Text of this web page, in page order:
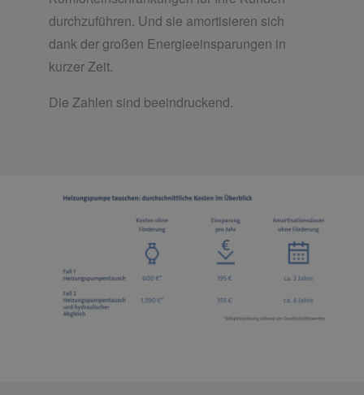
durchzuführen. Und sie amortisieren sich
dank der großen Energieeinsparungen in
kurzer Zeit.
Die Zahlen sind beeindruckend.